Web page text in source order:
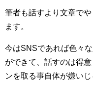
筆者も話すより文章で
ます。
今はSNSであれば色々
ができて、話すのは得
ンを取る事自体が嫌い